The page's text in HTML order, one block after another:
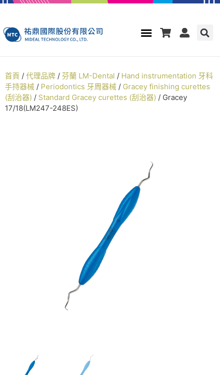
首頁 / 代理品牌 / 芬蘭 LM-Dental / Hand instrumentation 牙科
手持器械 / Periodontics 牙周器械 / Gracey finishing curettes
(刮治器) / Standard Gracey curettes (刮治器) / Gracey
17/18(LM247-248ES)